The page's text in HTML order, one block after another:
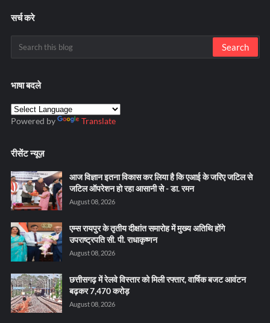
सर्च करे
भाषा बदले
Powered by Translate
रीसेंट न्यूज़
आज विज्ञान इतना विकास कर लिया है कि एआई के जरिए जटिल से
जटिल ऑपरेशन हो रहा आसानी से - डा. रमन
August 08, 2026
एम्स रायपुर के तृतीय दीक्षांत समारोह में मुख्य अतिथि होंगे
उपराष्ट्रपति सी. पी. राधाकृष्णन
August 08, 2026
छत्तीसगढ़ में रेलवे विस्तार को मिली रफ्तार, वार्षिक बजट आवंटन
बढ़कर 7,470 करोड़
August 08, 2026